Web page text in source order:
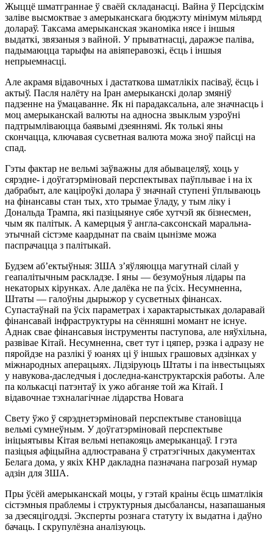
Жыццё шматграннае ў сваёй складанасці. Вайна ў Персідскім
заліве высмоктвае з амерыканскага бюджэту мінімум мільярд
долараў. Таксама амерыканская эканоміка нясе і іншыя
выдаткі, звязаныя з вайной. У прыватнасці, даражэе паліва,
падымаюцца тарыфы на авіяперавозкі, ёсць і іншыя
непрыемнасці.
Але акрамя відавочных і дастаткова шматлікіх пасіваў, ёсць і
актыў. Пасля налёту на Іран амерыканскі долар змяніў
падзенне на ўмацаванне. Як ні парадаксальна, але значнасць і
моц амерыканскай валюты на адносна звыклым узроўні
падтрымліваюцца баявымі дзеяннямі. Як толькі яны
скончацца, ключавая сусветная валюта можа зноў пайсці на
спад.
Гэты фактар не вельмі заўважны для абывацеляў, хоць у
сярэдне- і доўгатэрміновай перспектывах паўплывае і на іх
дабрабыт, але каціроўкі долара ў значнай ступені ўплываюць
на фінансавы стан тых, хто трымае ўладу, у тым ліку і
Дональда Трампа, які пазіцыянуе сябе хутчэй як бізнесмен,
чым як палітык. А камерцыя ў англа-саксонскай маральна-
этычнай сістэме каардынат па сваім цынізме можа
паспрачацца з палітыкай.
Будзем аб’ектыўныя: ЗША з’яўляюцца магутнай сілай у
геапалітычным раскладзе. І яны — безумоўныя лідары па
некаторых кірунках. Але далёка не па ўсіх. Несумненна,
Штаты — галоўны дырыжор у сусветных фінансах.
Супастаўнай па ўсіх параметрах і характарыстыках доларавай
фінансавай інфраструктуры на сённяшні момант не існуе.
Аднак свае фінансавыя інструменты паступова, але няўхільна,
развівае Кітай. Несумненна, свет тут і цяпер, рэзка і адразу не
пяройдзе на разлікі ў юанях ці ў іншых грашовых адзінках у
міжнародных аперацыях. Лідзіруюць Штаты і па інвестыцыях
у навукова-даследчыя і доследна-канструктарскія работы. Але
па колькасці патэнтаў іх ужо абганяе той жа Кітай. І
відавочнае тэхналагічнае лідарства Новага
Свету ўжо ў сярэднетэрміновай перспектыве становіцца
вельмі сумнеўным. У доўгатэрміновай перспектыве
ініцыятывы Кітая вельмі непакояць амерыканцаў. І гэта
пазіцыя афіцыйна адлюстравана ў стратэгічных дакументах
Белага дома, у якіх КНР дакладна пазначана пагрозай нумар
адзін для ЗША.
Пры ўсёй амерыканскай моцы, у гэтай краіны ёсць шматлікія
сістэмныя праблемы і структурныя дысбалансы, назапашаныя
за дзесяцігоддзі. Эксперты рознага статуту іх выдатна і даўно
бачаць. І скрупулёзна аналізуюць.